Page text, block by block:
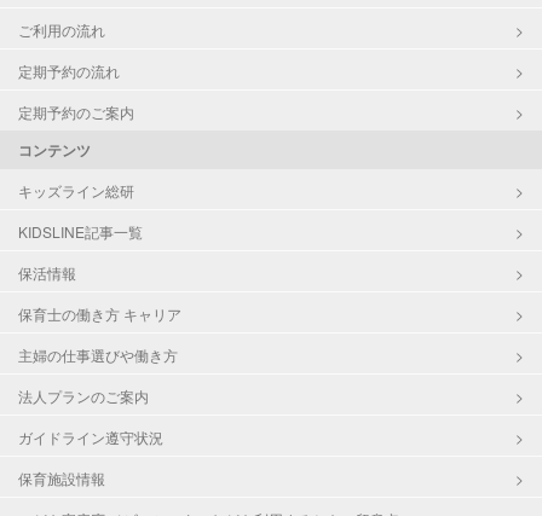
ご利用の流れ
定期予約の流れ
定期予約のご案内
コンテンツ
キッズライン総研
KIDSLINE記事一覧
保活情報
保育士の働き方 キャリア
主婦の仕事選びや働き方
法人プランのご案内
ガイドライン遵守状況
保育施設情報